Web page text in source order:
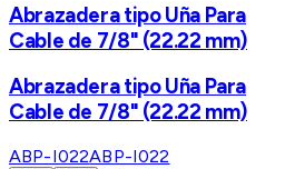
Abrazadera tipo Uña Para
Cable de 7/8" (22.22 mm)
Abrazadera tipo Uña Para
Cable de 7/8" (22.22 mm)
ABP-I022ABP-I022